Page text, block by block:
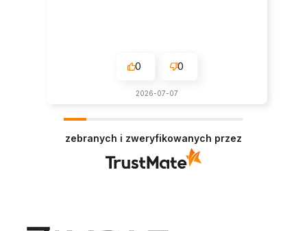
0 0
2026-07-07
zebranych i zweryfikowanych przez